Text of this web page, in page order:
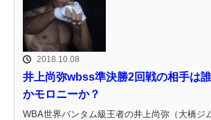
2018.10.08
井上尚弥wbss準決勝2回戦の相手は
かモロニーか？
WBA世界バンタム級王者の井上尚弥（大橋ジ